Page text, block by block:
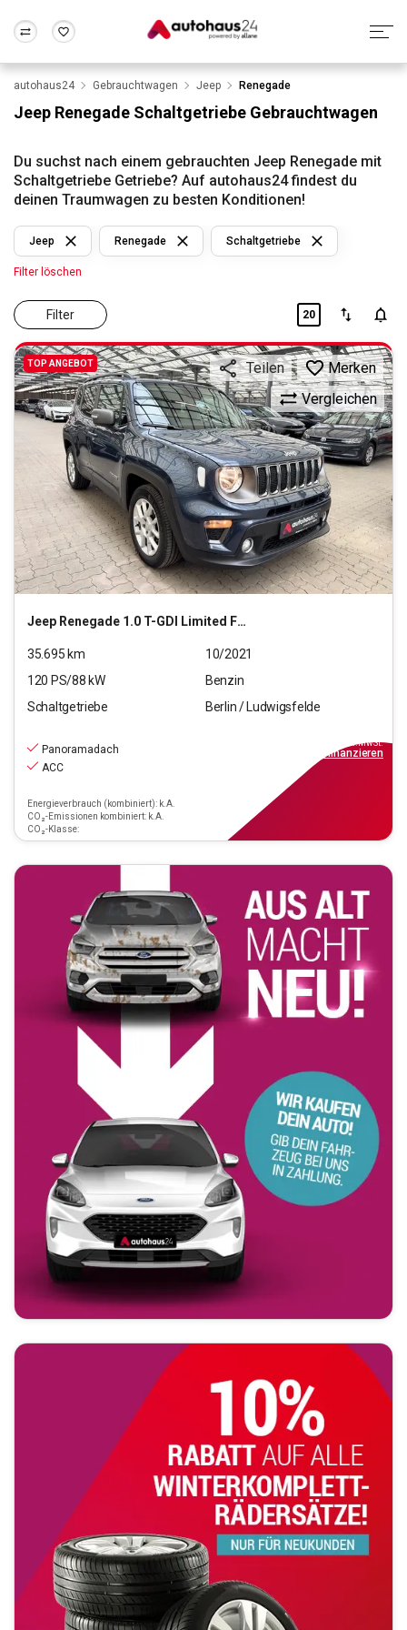
Wir bewerten dein Auto
Alle Fragen & Antworten
Rund um die Inzahlungnahme
Frankfurt Wuppertal
autohaus24 Gebrauchtwagen Jeep Renegade
Jeep Renegade Schaltgetriebe Gebrauchtwagen
Du suchst nach einem gebrauchten Jeep Renegade mit
Schaltgetriebe Getriebe? Auf autohaus24 findest du
deinen Traumwagen zu besten Konditionen!
Filter
Jeep Renegade Schaltgetriebe
Filter löschen
20
TOP ANGEBOT
Jeep Renegade 1.0 T-GDI Limited FWD (EURO 6d)
Vergleichen
Teilen Merken
35.695 km
10/2021
120 PS/88 kW
Benzin
Schaltgetriebe
Berlin / Ludwigsfelde
Panoramadach
ACC
Energieverbrauch (kombiniert): k.A.
CO₂-Emissionen kombiniert: k.A.
CO₂-Klasse:
inkl.MwSt.
finanzieren